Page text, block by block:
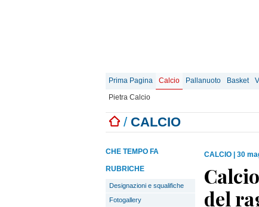
Prima Pagina Calcio Pallanuoto Basket
Pietra Calcio
/ CALCIO
CHE TEMPO FA
RUBRICHE
Designazioni e squalifiche
Fotogallery
CALCIO 30
del